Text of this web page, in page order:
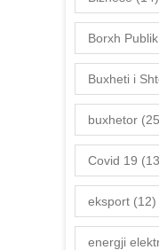
Borxh Publik
Buxheti i
buxhetor
Covid 19
eksport (12)
energji